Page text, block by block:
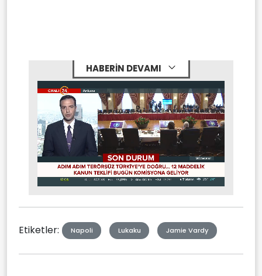
HABERİN DEVAMI
Mute Stream
Etiketler: Napoli Lukaku Jamie Vardy